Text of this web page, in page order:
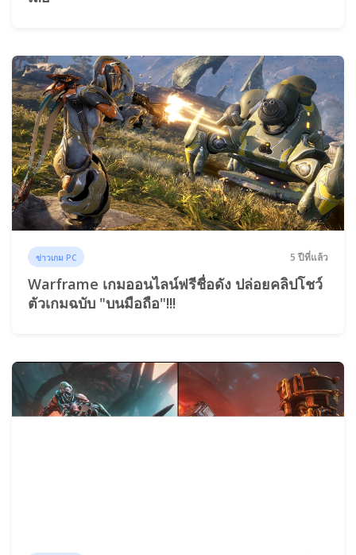
ข่าวเกม PC 5 ปีที่แล้ว
Warframe เกมออนไลน์ฟรีชื่อดัง ปล่อยคลิปโชว์
ตัวเกมฉบับ "บนมือถือ"!!!